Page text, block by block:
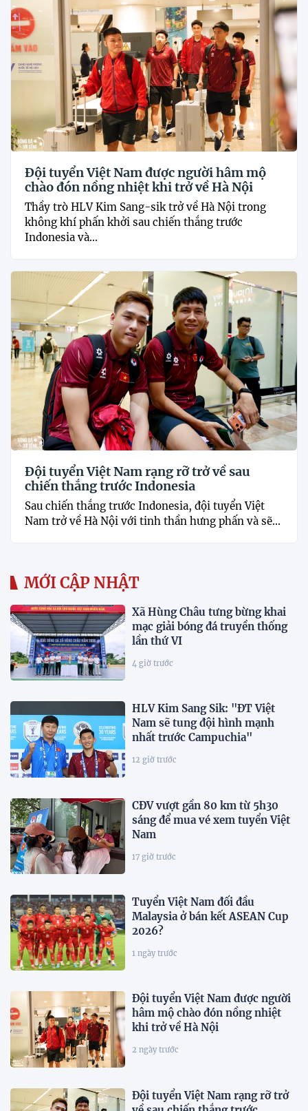
Đội tuyển Việt Nam được người hâm mộ
chào đón nồng nhiệt khi trở về Hà Nội
Thầy trò HLV Kim Sang-sik trở về Hà Nội trong
không khí phấn khởi sau chiến thắng trước
Indonesia và...
Đội tuyển Việt Nam rạng rỡ trở về sau
chiến thắng trước Indonesia
Sau chiến thắng trước Indonesia, đội tuyển Việt
Nam trở về Hà Nội với tinh thần hưng phấn và sẽ...
MỚI CẬP NHẬT
Xã Hùng Châu tưng bừng khai
mạc giải bóng đá truyền thống
lần thứ VI
4 giờ trước
HLV Kim Sang Sik: "ĐT Việt
Nam sẽ tung đội hình mạnh
nhất trước Campuchia"
12 giờ trước
CĐV vượt gần 80 km từ 5h30
sáng để mua vé xem tuyển Việt
Nam
17 giờ trước
Tuyển Việt Nam đối đầu
Malaysia ở bán kết ASEAN Cup
2026?
1 ngày trước
Đội tuyển Việt Nam được người
hâm mộ chào đón nồng nhiệt
khi trở về Hà Nội
2 ngày trước
Đội tuyển Việt Nam rạng rỡ trở